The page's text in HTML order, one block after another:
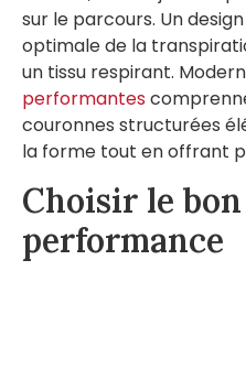
sur le parcours. Un
optimale de la
un tissu respirant.
performantes
couronnes structurées
la forme tout en offrant
Choisir le
performance